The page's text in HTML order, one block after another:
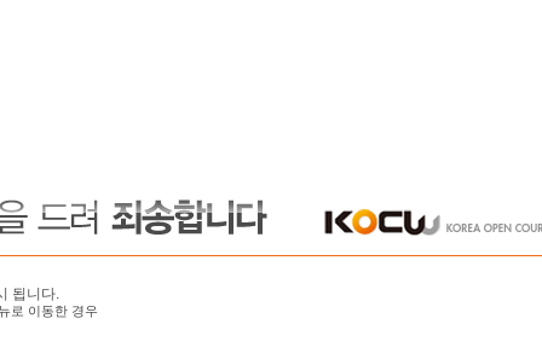
됩니다.
로 이동한 경우